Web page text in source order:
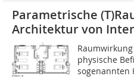
Parametrische
Architektur von
physische
sogenannten